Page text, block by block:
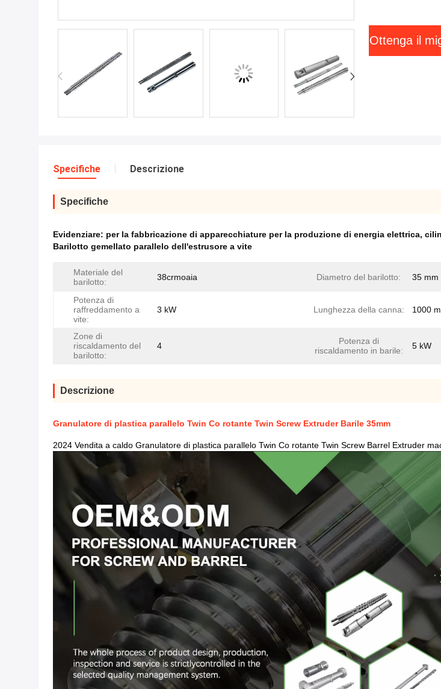
Ottenga il
Specifiche Descrizione
Specifiche
Evidenziare: per la fabbricazione di apparecchiature per la produzione di energia elettrica,
Barilotto gemellato parallelo dell'estrusore a vite
Materiale del
barilotto:
38crmoaia Diametro del barilotto: 35 mm
Potenza di
raffreddamento a
vite:
3 kW Lunghezza della canna: 1000
Zone di
riscaldamento del
barilotto:
4
Potenza di
riscaldamento in barile:
5 kW
Descrizione
Granulatore di plastica parallelo Twin Co rotante Twin Screw Extruder Barile 35mm
2024 Vendita a caldo Granulatore di plastica parallelo Twin Co rotante Twin Screw Barrel Extruder